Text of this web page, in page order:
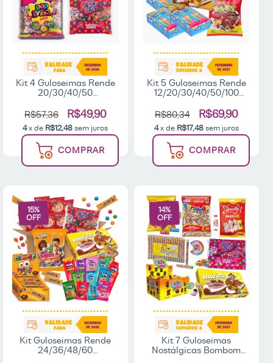
Kit 4 Guloseimas Rende
20/30/40/50
Lembrancinhas
Aniversário Infantil
Pipoquinha - Fala
R$57,36 R$49,90
4x de R$12,48 sem juros
COMPRAR
Kit 5 Guloseimas Rende
12/20/30/40/50/100
Lembrancinhas
Aniversário Infantil
Pipoquinha Bala Fini
R$80,34 R$69,90
4 x de R$17,48 sem juros
COMPRAR
15%
OFF
Kit Guloseimas Rende
24/36/48/60
14%
OFF
Kit 7 Guloseimas
Nostálgicas Bombom